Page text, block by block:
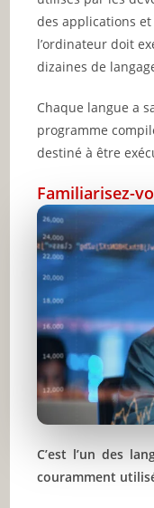
des applications et
l’ordinateur doit
dizaines de
Chaque langue a
programme
destiné à être
Familiarisez-
C’est l’un des
couramment